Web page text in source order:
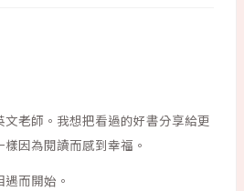
老師。我想把看過的好書分享給更
因為閱讀而感到幸福。
而開始。